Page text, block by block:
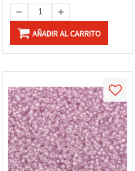
AÑADIR AL CARRITO